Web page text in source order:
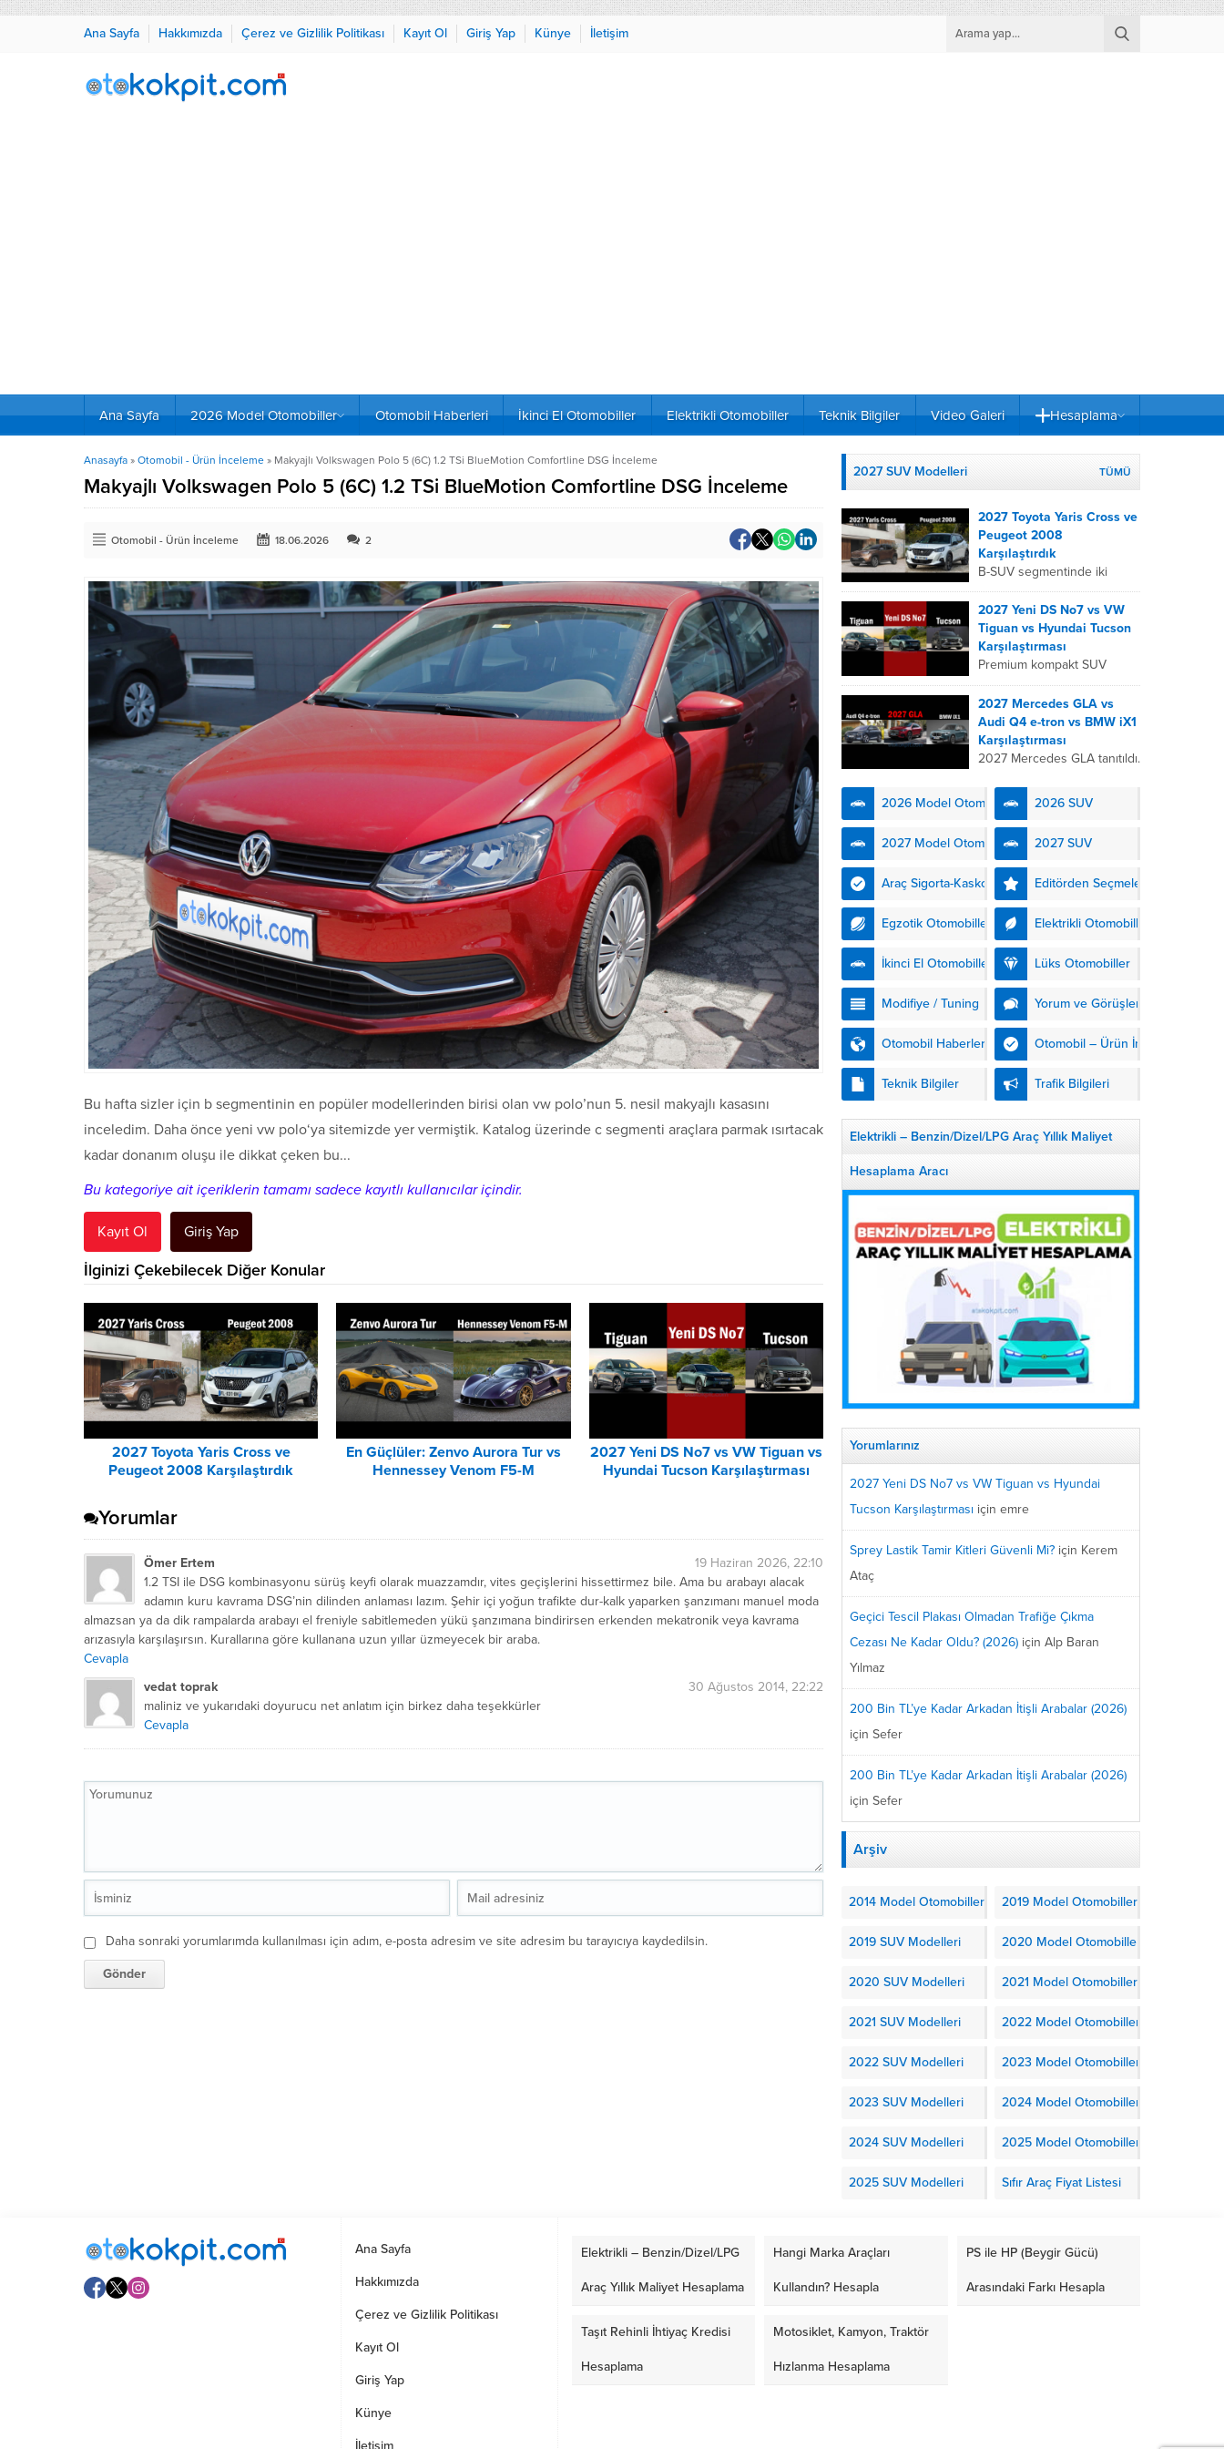
Ana Sayfa Hakkımızda Çerez ve Gizlilik Politikası Kayıt Ol Giriş Yap Künye İletişim
Ana Sayfa 2026 Model Otomobiller Otomobil Haberleri İkinci El Otomobiller Elektrikli Otomobiller Teknik Bilgiler Video Galeri Hesaplama
Anasayfa » Otomobil - Ürün İnceleme » Makyajlı Volkswagen Polo 5 (6C) 1.2 TSi BlueMotion Comfortline DSG İnceleme
Makyajlı Volkswagen Polo 5 (6C) 1.2 TSi BlueMotion Comfortline DSG İnceleme
Otomobil - Ürün İnceleme 18.06.2026 2
Bu hafta sizler için b segmentinin en popüler modellerinden birisi olan vw polo’nun 5. nesil makyajlı kasasını
inceledim. Daha önce yeni vw polo‘ya sitemizde yer vermiştik. Katalog üzerinde c segmenti araçlara parmak ısırtacak
kadar donanım oluşu ile dikkat çeken bu...
Bu kategoriye ait içeriklerin tamamı sadece kayıtlı kullanıcılar içindir.
Kayıt Ol Giriş Yap
İlginizi Çekebilecek Diğer Konular
2027 Toyota Yaris Cross ve
Peugeot 2008 Karşılaştırdık
En Güçlüler: Zenvo Aurora Tur vs
Hennessey Venom F5-M
2027 Yeni DS No7 vs VW Tiguan vs
Hyundai Tucson Karşılaştırması
Yorumlar
Ömer Ertem
19 Haziran 2026, 22:10
1.2 TSI ile DSG kombinasyonu sürüş keyfi olarak muazzamdır, vites geçişlerini hissettirmez bile. Ama bu arabayı alacak
adamın kuru kavrama DSG’nin dilinden anlaması lazım. Şehir içi yoğun trafikte dur-kalk yaparken şanzımanı manuel moda
almazsan ya da dik rampalarda arabayı el freniyle sabitlemeden yükü şanzımana bindirirsen erkenden mekatronik veya kavrama
arızasıyla karşılaşırsın. Kurallarına göre kullanana uzun yıllar üzmeyecek bir araba.
Cevapla
vedat toprak
30 Ağustos 2014, 22:22
maliniz ve yukarıdaki doyurucu net anlatım için birkez daha teşekkürler
Cevapla
Daha sonraki yorumlarımda kullanılması için adım, e-posta adresim ve site adresim bu tarayıcıya kaydedilsin.
2027 SUV Modelleri TÜMÜ
2027 Toyota Yaris Cross ve
Peugeot 2008
Karşılaştırdık
B-SUV segmentinde iki
önemli oyuncu olan 2027
Toyota Yaris
Cross ve Peugeot 2008,
farklı mühendislik
felsefeleriyle kullanıcıların
hibrit teknolojisindeki
uzmanlığını...
2027 Yeni DS No7 vs VW
Tiguan vs Hyundai Tucson
Karşılaştırması
Premium kompakt SUV
segmentinde fark yaratmak
isteyen 2027 DS No7,
Fransız lüks anlayışını
kendinden şarjlı hibrit
teknolojisiyle buluşturuyor.
2027 Mercedes GLA vs
Audi Q4 e-tron vs BMW iX1
Karşılaştırması
2027 Mercedes GLA tanıtıldı.
SUV segmenti, 2027 yılında
nesil modelleriyle daha da...
2026 Model Otomobiller 2026 SUV
2027 Model Otomobiller 2027 SUV
Araç Sigorta-Kasko Editörden Seçmeler
Egzotik Otomobiller Elektrikli Otomobiller
İkinci El Otomobiller Lüks Otomobiller
Modifiye / Tuning Yorum ve Görüşler
Otomobil Haberleri Otomobil – Ürün İnceleme
Teknik Bilgiler Trafik Bilgileri
Elektrikli – Benzin/Dizel/LPG Araç Yıllık Maliyet
Hesaplama Aracı
Yorumlarınız
2027 Yeni DS No7 vs VW Tiguan vs Hyundai
Tucson Karşılaştırması için emre
Sprey Lastik Tamir Kitleri Güvenli Mi? için Kerem
Ataç
Geçici Tescil Plakası Olmadan Trafiğe Çıkma
Cezası Ne Kadar Oldu? (2026) için Alp Baran
Yılmaz
200 Bin TL’ye Kadar Arkadan İtişli Arabalar (2026)
için Sefer
200 Bin TL’ye Kadar Arkadan İtişli Arabalar (2026)
için Sefer
Arşiv
2014 Model Otomobiller 2019 Model Otomobiller
2019 SUV Modelleri 2020 Model Otomobiller
2020 SUV Modelleri 2021 Model Otomobiller
2021 SUV Modelleri 2022 Model Otomobiller
2022 SUV Modelleri 2023 Model Otomobiller
2023 SUV Modelleri 2024 Model Otomobiller
2024 SUV Modelleri 2025 Model Otomobiller
2025 SUV Modelleri Sıfır Araç Fiyat Listesi
Ana Sayfa
Hakkımızda
Çerez ve Gizlilik Politikası
Kayıt Ol
Giriş Yap
Künye
İletişim
Elektrikli – Benzin/Dizel/LPG
Araç Yıllık Maliyet Hesaplama
Hangi Marka Araçları
Kullandın? Hesapla
PS ile HP (Beygir Gücü)
Arasındaki Farkı Hesapla
Taşıt Rehinli İhtiyaç Kredisi
Hesaplama
Motosiklet, Kamyon, Traktör
Hızlanma Hesaplama